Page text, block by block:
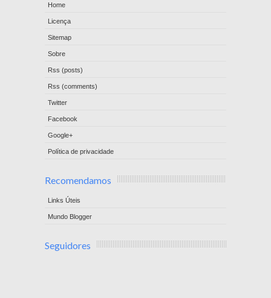
Home
Licença
Sitemap
Sobre
Rss (posts)
Rss (comments)
Twitter
Facebook
Google+
Política de privacidade
Recomendamos
Links Úteis
Mundo Blogger
Seguidores